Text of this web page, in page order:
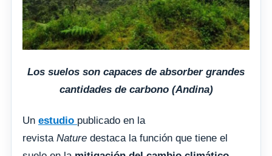
Los suelos son capaces de absorber grandes
cantidades de carbono (Andina)
Un estudio publicado en la
revista Nature destaca la función que tiene el